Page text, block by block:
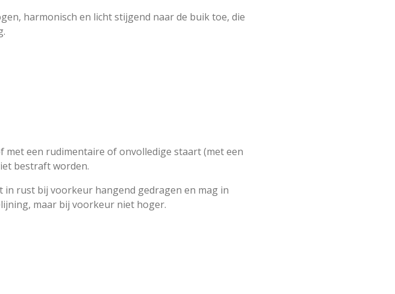
harmonisch en licht stijgend naar de buik toe, die
met een rudimentaire of onvolledige staart (met een
bestraft worden.
rust bij voorkeur hangend gedragen en mag in
maar bij voorkeur niet hoger.